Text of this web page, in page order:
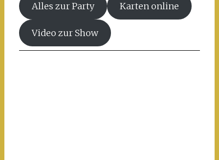
Alles zur Party Karten online
Video zur Show